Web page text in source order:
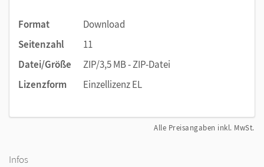
Format
Download
Seitenzahl
11
Datei/Größe
ZIP/3,5 MB - ZIP-Datei
Lizenzform
Einzellizenz EL
Alle Preisangaben inkl. MwSt.
Infos